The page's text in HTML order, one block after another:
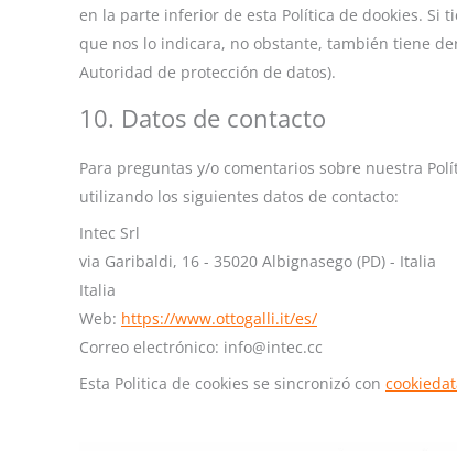
en la parte inferior de esta Política de dookies. Si
que nos lo indicara, no obstante, también tiene
Autoridad de protección de datos).
10. Datos de contacto
Para preguntas y/o comentarios sobre nuestra
utilizando los siguientes datos de contacto:
Intec Srl
via Garibaldi, 16 - 35020 Albignasego (PD) - Italia
Italia
Web: https://www.ottogalli.it/es/
Correo electrónico: info@intec.cc
Esta Politica de cookies se sincronizó con